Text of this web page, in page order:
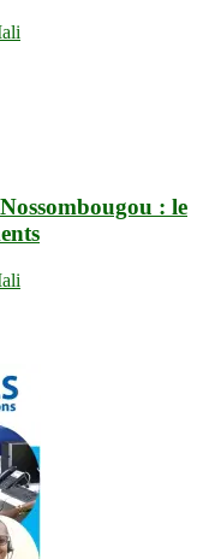
: le